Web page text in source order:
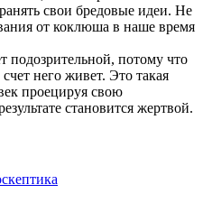
свои бредовые идеи. Не
от коклюша в наше время
подозрительной, потому что
него живет. Это такая
проецируя свою
становится жертвой.